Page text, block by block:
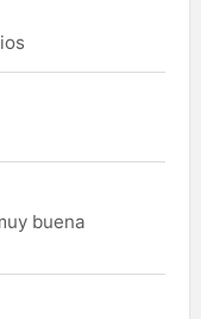
buena